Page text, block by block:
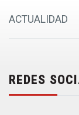
ACTUALIDAD
REDES